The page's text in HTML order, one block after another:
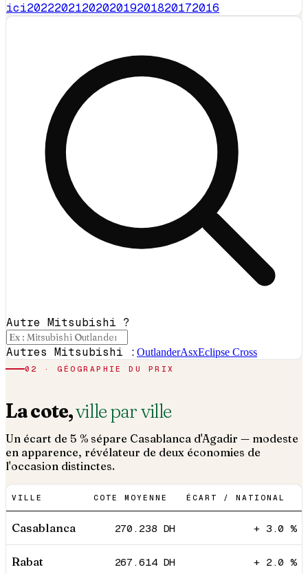
ici2022202120202019201820172016
Autre Mitsubishi ?
Autres Mitsubishi : OutlanderAsxEclipse Cross
02 · GÉOGRAPHIE DU PRIX
La cote,ville par ville
Un écart de 5 % sépare Casablanca d'Agadir — modeste
en apparence, révélateur de deux économies de
l'occasion distinctes.
VILLE COTE MOYENNE ÉCART / NATIONAL
Casablanca 270.238 DH + 3.0 %
Rabat 267.614DH + 2.0 %